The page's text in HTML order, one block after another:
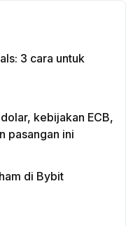
3 cara untuk
kebijakan ECB,
pasangan ini
di Bybit